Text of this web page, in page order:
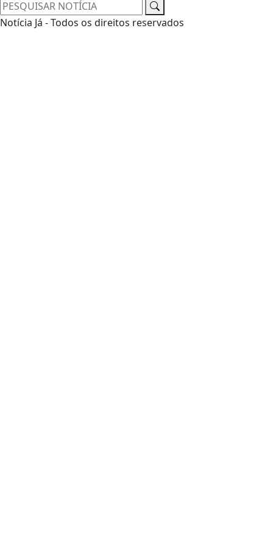
Notícia Já - Todos os direitos reservados